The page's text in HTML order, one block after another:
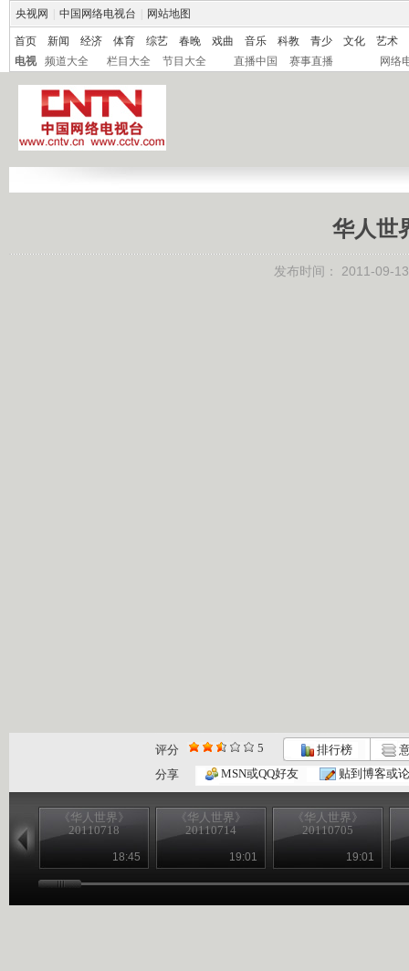
央视网 中国网络电视台 网站地图
首页 新闻 经济 体育 综艺 春晚 戏曲 音乐 科教 青少 文化
艺术
电视
频道大全 栏目大全 节目大全 直播中国 赛事直播 网络
华人世
发布时间： 2011-09-
评分 5 排行榜
分享
MSN或QQ好友 贴到博客或
《华人世界》
20110718
18:45
《华人世界》
20110714
19:01
《华人世界》
20110705
19:01